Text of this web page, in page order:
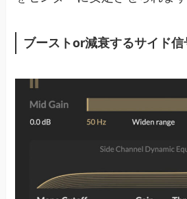
ブーストor減衰するサイド